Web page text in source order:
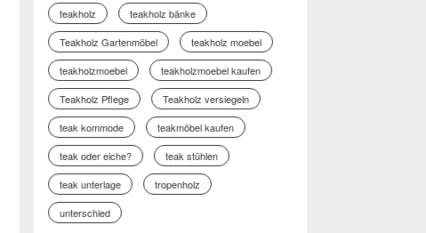
teakholz
teakholz bänke
Teakholz Gartenmöbel
teakholz moebel
teakholzmoebel
teakholzmoebel kaufen
Teakholz Pflege
Teakholz versiegeln
teak kommode
teakmöbel kaufen
teak oder eiche?
teak stühlen
teak unterlage
tropenholz
unterschied